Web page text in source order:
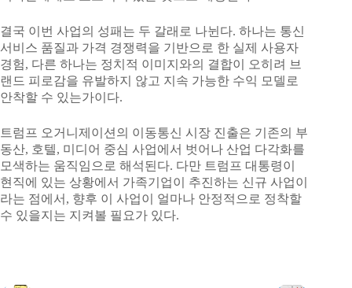
결국 이번 사업의 성패는 두 갈래로 나뉜다. 하나는 통신
서비스 품질과 가격 경쟁력을 기반으로 한 실제 사용자
경험, 다른 하나는 정치적 이미지와의 결합이 오히려 브
랜드 피로감을 유발하지 않고 지속 가능한 수익 모델로
안착할 수 있는가이다.
트럼프 오거니제이션의 이동통신 시장 진출은 기존의 부
동산, 호텔, 미디어 중심 사업에서 벗어나 산업 다각화를
모색하는 움직임으로 해석된다. 다만 트럼프 대통령이
현직에 있는 상황에서 가족기업이 추진하는 신규 사업이
라는 점에서, 향후 이 사업이 얼마나 안정적으로 정착할
수 있을지는 지켜볼 필요가 있다.